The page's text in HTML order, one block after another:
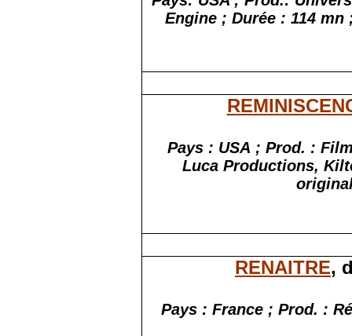
Engine ; Durée : 114
Pays : USA ; Prod. :
Luca Productions,
RENAITRE,
Pays : France ; Prod. :